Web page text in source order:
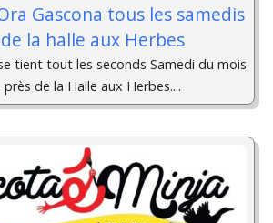
Gascona tous les samedis
la halle aux Herbes
tient tout les seconds Samedi du mois
de la Halle aux Herbes....